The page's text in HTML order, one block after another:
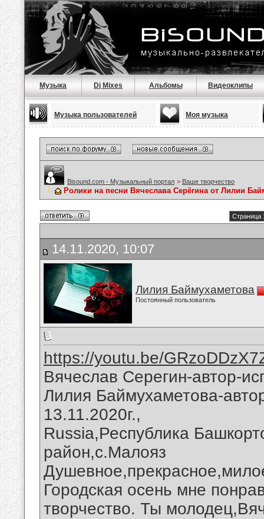
Музыка Dj Mixes Альбомы Видеоклипы
Музыка пользователей Моя музыка
Bisound.com - Музыкальный портал > Ваше творчество
Ролики на песни Вячеслава Серёгина от Лилии
Страница
14.11.2020, 10:07
Лилия Баймухаметова
Постоянный пользователь
https://youtu.be/
Вячеслав Серегин-автор-
Лилия Баймухаметова-
13.11.2020г.,
Russia,Республика
район,с.Малояз
Городская осень мне
творчество. Ты